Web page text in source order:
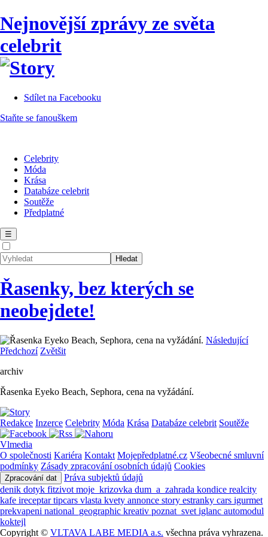
Nejnovější zprávy ze světa
celebrit
Sdílet na Facebooku
Staňte se fanouškem
Celebrity
Móda
Krása
Databáze celebrit
Soutěže
Předplatné
☰
Řasenky, bez kterých se
neobejdete!
Následující
Předchozí Zvětšit
archiv
Řasenka Eyeko Beach, Sephora, cena na vyžádání.
Redakce Inzerce Celebrity Móda Krása Databáze celebrit Soutěže
Vlmedia
O společnosti Kariéra Kontakt Mojepředplatné.cz Všeobecné smluvní
podmínky Zásady zpracování osobních údajů Cookies
Zpracování dat
Práva subjektů údajů
denik dotyk fitzivot moje_krizovka dum_a_zahrada kondice realcity
kafe ireceptartipcars vlasta kvety annonce story estranky cars igurmet
prekvapeni national_geographic kreativ poznat_svet iglanc automodul
koktejl
Copyright © VLTAVA LABE MEDIA a.s. všechna práva vyhrazena.